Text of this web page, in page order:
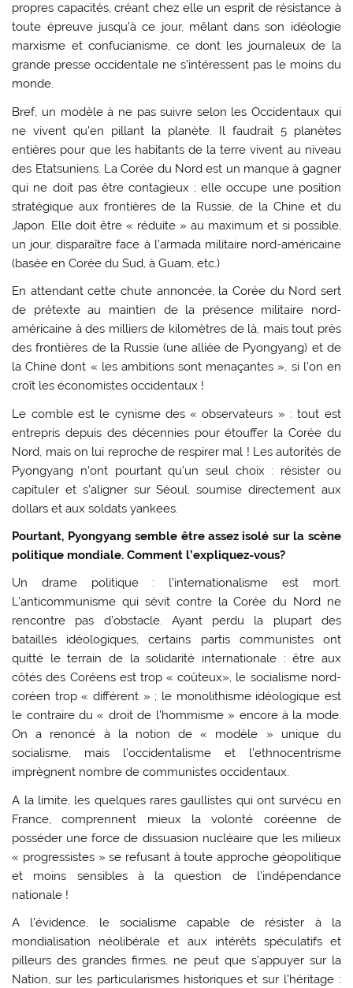
propres capacités, créant chez elle un esprit de résistance à
toute épreuve jusqu’à ce jour, mêlant dans son idéologie
marxisme et confucianisme, ce dont les journaleux de la
grande presse occidentale ne s’intéressent pas le moins du
monde.
Bref, un modèle à ne pas suivre selon les Occidentaux qui
ne vivent qu’en pillant la planète. Il faudrait 5 planètes
entières pour que les habitants de la terre vivent au niveau
des Etatsuniens. La Corée du Nord est un manque à gagner
qui ne doit pas être contagieux ; elle occupe une position
stratégique aux frontières de la Russie, de la Chine et du
Japon. Elle doit être « réduite » au maximum et si possible,
un jour, disparaître face à l’armada militaire nord-américaine
(basée en Corée du Sud, à Guam, etc.)
En attendant cette chute annoncée, la Corée du Nord sert
de prétexte au maintien de la présence militaire nord-
américaine à des milliers de kilomètres de là, mais tout près
des frontières de la Russie (une alliée de Pyongyang) et de
la Chine dont « les ambitions sont menaçantes », si l’on en
croît les économistes occidentaux !
Le comble est le cynisme des « observateurs » : tout est
entrepris depuis des décennies pour étouffer la Corée du
Nord, mais on lui reproche de respirer mal ! Les autorités de
Pyongyang n’ont pourtant qu’un seul choix : résister ou
capituler et s’aligner sur Séoul, soumise directement aux
dollars et aux soldats yankees.
Pourtant, Pyongyang semble être assez isolé sur la scène
politique mondiale. Comment l’expliquez-vous?
Un drame politique : l’internationalisme est mort.
L’anticommunisme qui sévit contre la Corée du Nord ne
rencontre pas d’obstacle. Ayant perdu la plupart des
batailles idéologiques, certains partis communistes ont
quitté le terrain de la solidarité internationale : être aux
côtés des Coréens est trop « coûteux», le socialisme nord-
coréen trop « différent » ; le monolithisme idéologique est
le contraire du « droit de l’hommisme » encore à la mode.
On a renoncé à la notion de « modèle » unique du
socialisme, mais l’occidentalisme et l’ethnocentrisme
imprègnent nombre de communistes occidentaux.
A la limite, les quelques rares gaullistes qui ont survécu en
France, comprennent mieux la volonté coréenne de
posséder une force de dissuasion nucléaire que les milieux
« progressistes » se refusant à toute approche géopolitique
et moins sensibles à la question de l’indépendance
nationale !
A l’évidence, le socialisme capable de résister à la
mondialisation néolibérale et aux intérêts spéculatifs et
pilleurs des grandes firmes, ne peut que s’appuyer sur la
Nation, sur les particularismes historiques et sur l’héritage :